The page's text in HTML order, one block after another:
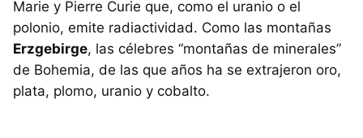
Marie y Pierre Curie que, como el uranio o el
polonio, emite radiactividad. Como las montañas
Erzgebirge, las célebres “montañas de minerales”
de Bohemia, de las que años ha se extrajeron oro,
plata, plomo, uranio y cobalto.